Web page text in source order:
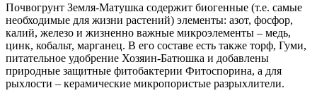
Почвогрунт Земля-Матушка содержит биогенные (т.е. самые
необходимые для жизни растений) элементы: азот, фосфор,
калий, железо и жизненно важные микроэлементы – медь,
цинк, кобальт, марганец. В его составе есть также торф, Гуми,
питательное удобрение Хозяин-Батюшка и добавлены
природные защитные фитобактерии Фитоспорина, а для
рыхлости – керамические микропористые разрыхлители.